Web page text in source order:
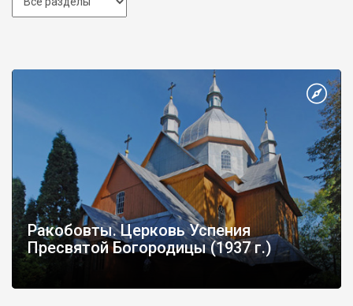
Ракобовты. Церковь Успения
Пресвятой Богородицы (1937 г.)